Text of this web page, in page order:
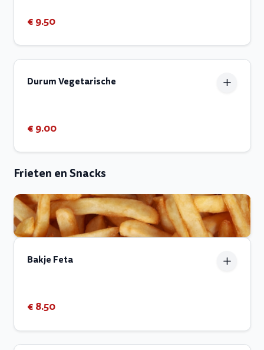
€ 9.50
Durum Vegetarische
€ 9.00
Frieten en Snacks
Bakje Feta
€ 8.50